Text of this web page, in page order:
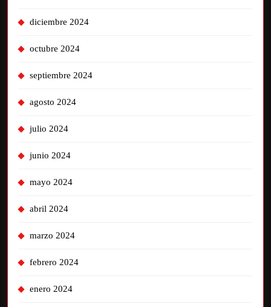
diciembre 2024
octubre 2024
septiembre 2024
agosto 2024
julio 2024
junio 2024
mayo 2024
abril 2024
marzo 2024
febrero 2024
enero 2024